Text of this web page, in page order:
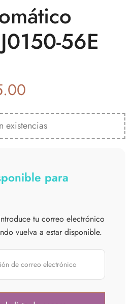
56E
existencias
para
tu correo electrónico
vuelva a estar disponible.